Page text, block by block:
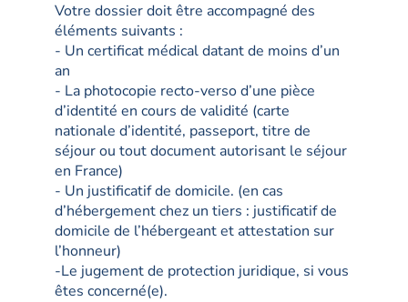
Votre dossier doit être accompagné des
éléments suivants :
- Un certificat médical datant de moins d’un
an
- La photocopie recto-verso d’une pièce
d’identité en cours de validité (carte
nationale d’identité, passeport, titre de
séjour ou tout document autorisant le séjour
en France)
- Un justificatif de domicile. (en cas
d’hébergement chez un tiers : justificatif de
domicile de l’hébergeant et attestation sur
l’honneur)
-Le jugement de protection juridique, si vous
êtes concerné(e).